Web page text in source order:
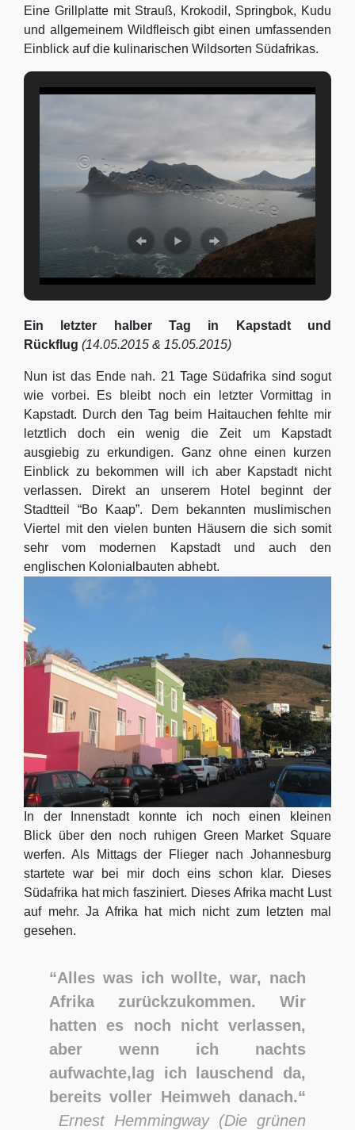
Eine Grillplatte mit Strauß, Krokodil, Springbok, Kudu
und allgemeinem Wildfleisch gibt einen umfassenden
Einblick auf die kulinarischen Wildsorten Südafrikas.
Ein letzter halber Tag in Kapstadt und
Rückflug (14.05.2015 & 15.05.2015)
Nun ist das Ende nah. 21 Tage Südafrika sind sogut
wie vorbei. Es bleibt noch ein letzter Vormittag in
Kapstadt. Durch den Tag beim Haitauchen fehlte mir
letztlich doch ein wenig die Zeit um Kapstadt
ausgiebig zu erkundigen. Ganz ohne einen kurzen
Einblick zu bekommen will ich aber Kapstadt nicht
verlassen. Direkt an unserem Hotel beginnt der
Stadtteil “Bo Kaap”. Dem bekannten muslimischen
Viertel mit den vielen bunten Häusern die sich somit
sehr vom modernen Kapstadt und auch den
englischen Kolonialbauten abhebt.
In der Innenstadt konnte ich noch einen kleinen
Blick über den noch ruhigen Green Market Square
werfen. Als Mittags der Flieger nach Johannesburg
startete war bei mir doch eins schon klar. Dieses
Südafrika hat mich fasziniert. Dieses Afrika macht Lust
auf mehr. Ja Afrika hat mich nicht zum letzten mal
gesehen.
“Alles was ich wollte, war, nach
Afrika zurückzukommen. Wir
hatten es noch nicht verlassen,
aber wenn ich nachts
aufwachte, lag ich lauschend da,
bereits voller Heimweh danach.“
Ernest Hemmingway (Die grünen